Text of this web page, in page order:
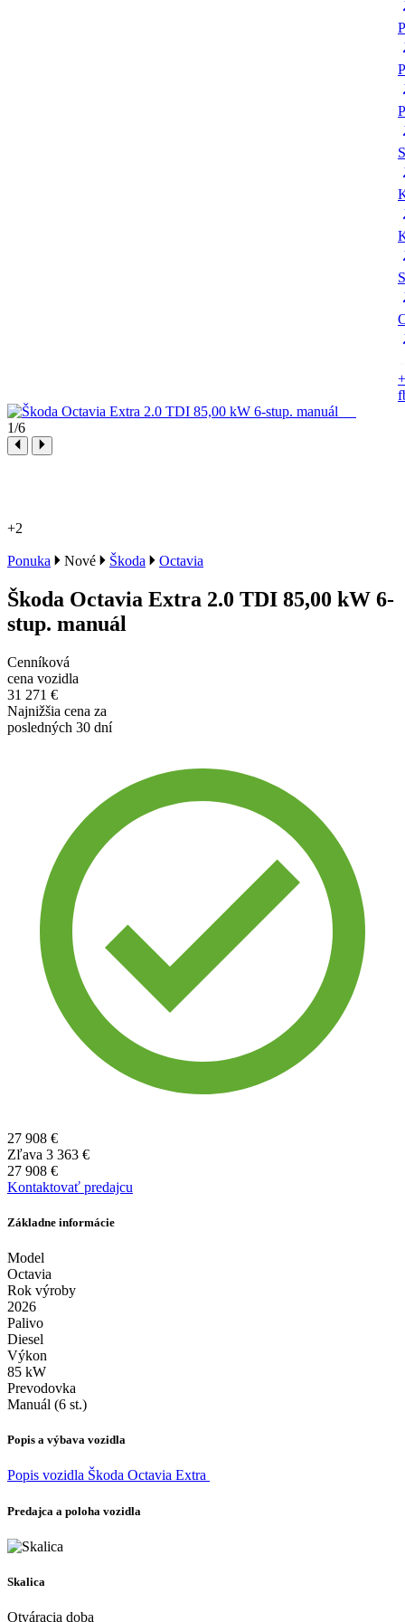
1/6
+2
Ponuka Nové Škoda Octavia
Škoda Octavia Extra 2.0 TDI 85,00 kW 6-
stup. manuál
Cenníková
cena vozidla
31 271 €
Najnižšia cena za
posledných 30 dní
27 908 €
Zľava 3 363 €
27 908 €
Kontaktovať predajcu
Základne informácie
Model
Octavia
Rok výroby
2026
Palivo
Diesel
Výkon
85 kW
Prevodovka
Manuál (6 st.)
Popis a výbava vozidla
Popis vozidla Škoda Octavia Extra
Predajca a poloha vozidla
Skalica
Otváracia doba